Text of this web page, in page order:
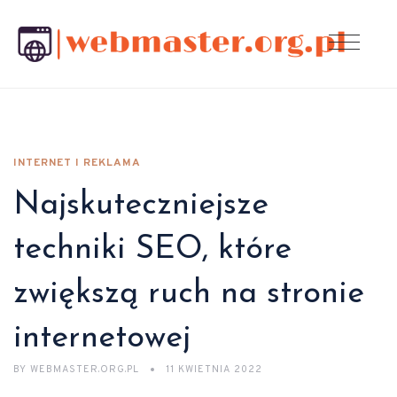
INTERNET I REKLAMA
Najskuteczniejsze
techniki SEO, które
zwiększą ruch na stronie
internetowej
BY WEBMASTER.ORG.PL 11 KWIETNIA 2022